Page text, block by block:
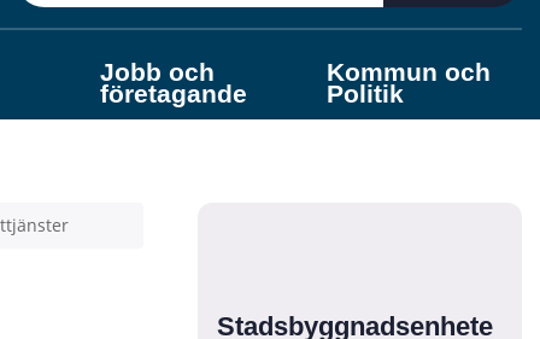
Jobb och
företagande
Kommun och
Politik
Stadsbyggnadsenhete